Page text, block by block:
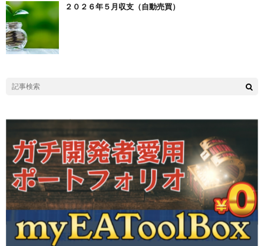
２０２６年５月収支（自動売買）